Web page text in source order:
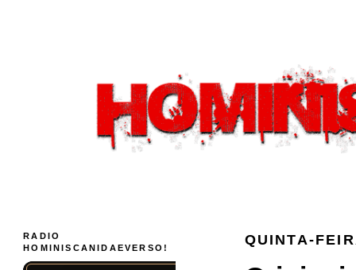
QUINTA-
RADIO
HOMINISCANIDAEVERSO!